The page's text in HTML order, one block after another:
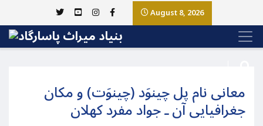
August 8, 2026
معانی نام پل چینوَد (چینوَت) و مکان
جغرافیایی آن ـ جواد مفرد کهلان